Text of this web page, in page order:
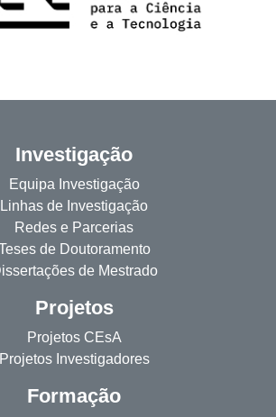
Investigação
Equipa Investigação
Linhas de Investigação
Redes e Parcerias
de Doutoramento
de Mestrado
Projetos
Projetos CEsA
Projetos Investigadores
Formação